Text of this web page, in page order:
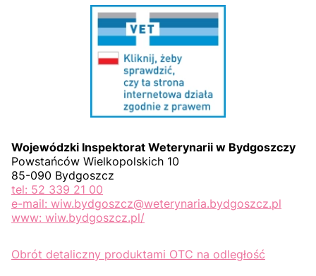
Wojewódzki Inspektorat Weterynarii w Bydgoszczy
Powstańców Wielkopolskich 10
85-090 Bydgoszcz
tel: 52 339 21 00
e-mail: wiw.bydgoszcz@weterynaria.bydgoszcz.pl
www: wiw.bydgoszcz.pl/
Obrót detaliczny produktami OTC na odległość